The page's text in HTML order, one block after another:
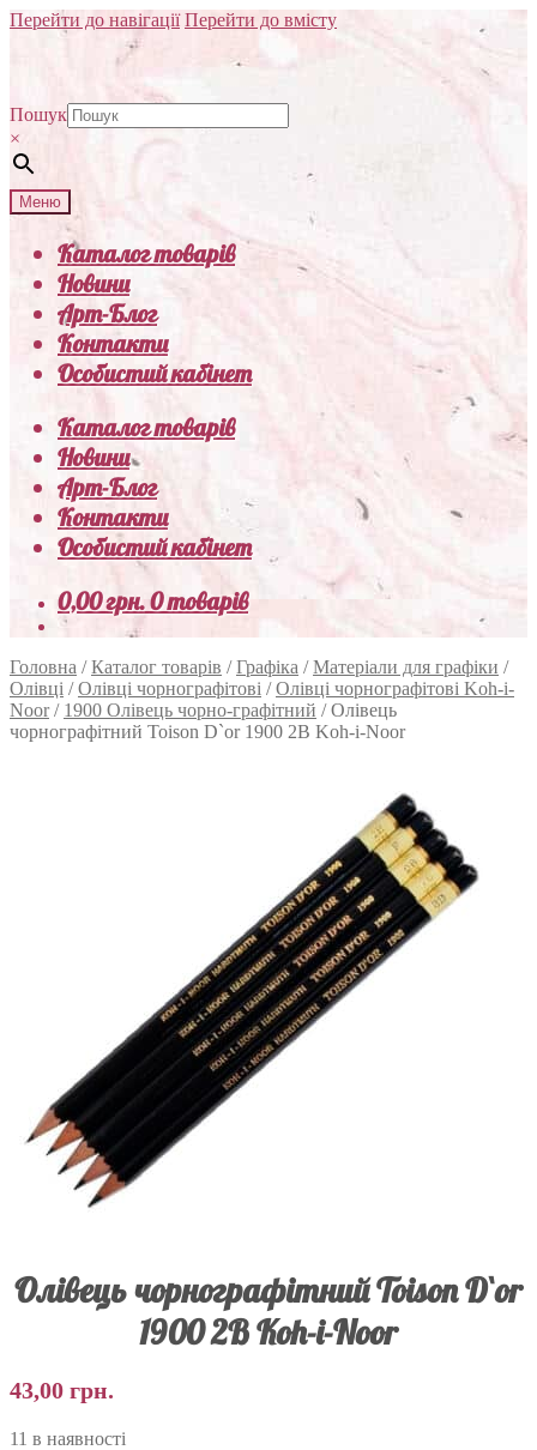
Перейти до навігації Перейти до вмісту
Пошук
×
Меню
Каталог товарів
Новини
Арт-Блог
Контакти
Особистий кабінет
Каталог товарів
Новини
Арт-Блог
Контакти
Особистий кабінет
0,00грн.0 товарів
Головна /Каталог товарів /Графіка /Матеріали для графіки /
Олівці /Олівці чорнографітові /Олівці чорнографітові Koh-i-
Noor/ 1900 Олівець чорно-графітний /Олівець
чорнографітний Toison D`or 1900 2B Koh-i-Noor
Олівець чорнографітний Toison D`or
1900 2B Koh-i-Noor
43,00 грн.
11 в наявності